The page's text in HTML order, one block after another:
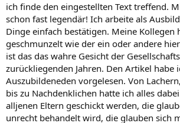
ich finde den eingestellten Text treffend.
schon fast legendär! Ich arbeite als
Dinge einfach bestätigen. Meine Kollegen
geschmunzelt wie der ein oder andere
ist das das wahre Gesicht der
zurückliegenden Jahren. Den Artikel habe
Auszubildeneden vorgelesen. Von
bis zu Nachdenklichen hatte ich alles
alljenen Eltern geschickt werden, die
unrecht behandelt wird, die glauben sich